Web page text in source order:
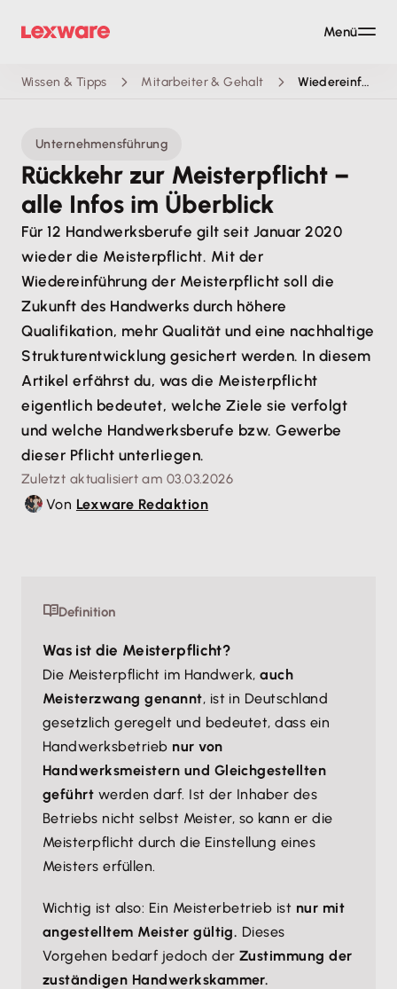
Wissen & Tipps Mitarbeiter & Gehalt Wiedereinführung der Meisterpflicht
Unternehmensführung
Rückkehr zur Meisterpflicht –
alle Infos im Überblick
Für 12 Handwerksberufe gilt seit Januar 2020
wieder die Meisterpflicht. Mit der
Wiedereinführung der Meisterpflicht soll die
Zukunft des Handwerks durch höhere
Qualifikation, mehr Qualität und eine nachhaltige
Strukturentwicklung gesichert werden. In diesem
Artikel erfährst du, was die Meisterpflicht
eigentlich bedeutet, welche Ziele sie verfolgt
und welche Handwerksberufe bzw. Gewerbe
dieser Pflicht unterliegen.
Zuletzt aktualisiert am 03.03.2026
Von Lexware Redaktion
Definition
Was ist die Meisterpflicht?
Die Meisterpflicht im Handwerk,auch
Meisterzwang genannt, ist in Deutschland
gesetzlich geregelt und bedeutet, dass ein
Handwerksbetrieb nur von
Handwerksmeistern und Gleichgestellten
geführt werden darf. Ist der Inhaber des
Betriebs nicht selbst Meister, so kann er die
Meisterpflicht durch die Einstellung eines
Meisters erfüllen.
Wichtig ist also: Ein Meisterbetrieb ist nur mit
angestelltem Meister gültig. Dieses
Vorgehen bedarf jedoch der Zustimmung der
zuständigen Handwerkskammer.
Menü